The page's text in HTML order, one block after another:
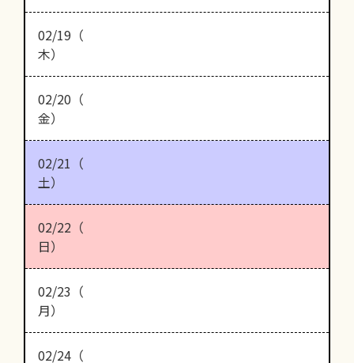
02/19（
木）
02/20（
金）
02/21（
土）
02/22（
日）
02/23（
月）
02/24（